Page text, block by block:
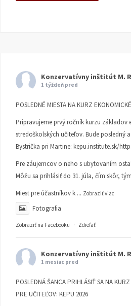
Konzervatívny inštitút M.
1 týždeň pred
POSLEDNÉ MIESTA NA KURZ
Pripravujeme prvý ročník kurzu základov
stredoškolských učiteľov. Bude posledný
Bystrička pri Martine: kepu.institute.sk/
Pre záujemcov o neho s ubytovaním
Môžu sa prihlásiť do 31. júla, čím skôr,
Miest pre účastníkov k ... Zobraziť viac
Fotografia
Zobraziť na Facebooku · Zdieľať
Konzervatívny inštitút M.
1 mesiac pred
POSLEDNÁ ŠANCA PRIHLÁSIŤ SA NA
PRE UČITEĽOV: KEPU 2026